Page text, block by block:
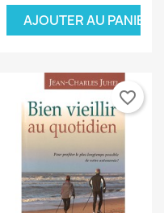
AJOUTER AU PANIER
favorite_border